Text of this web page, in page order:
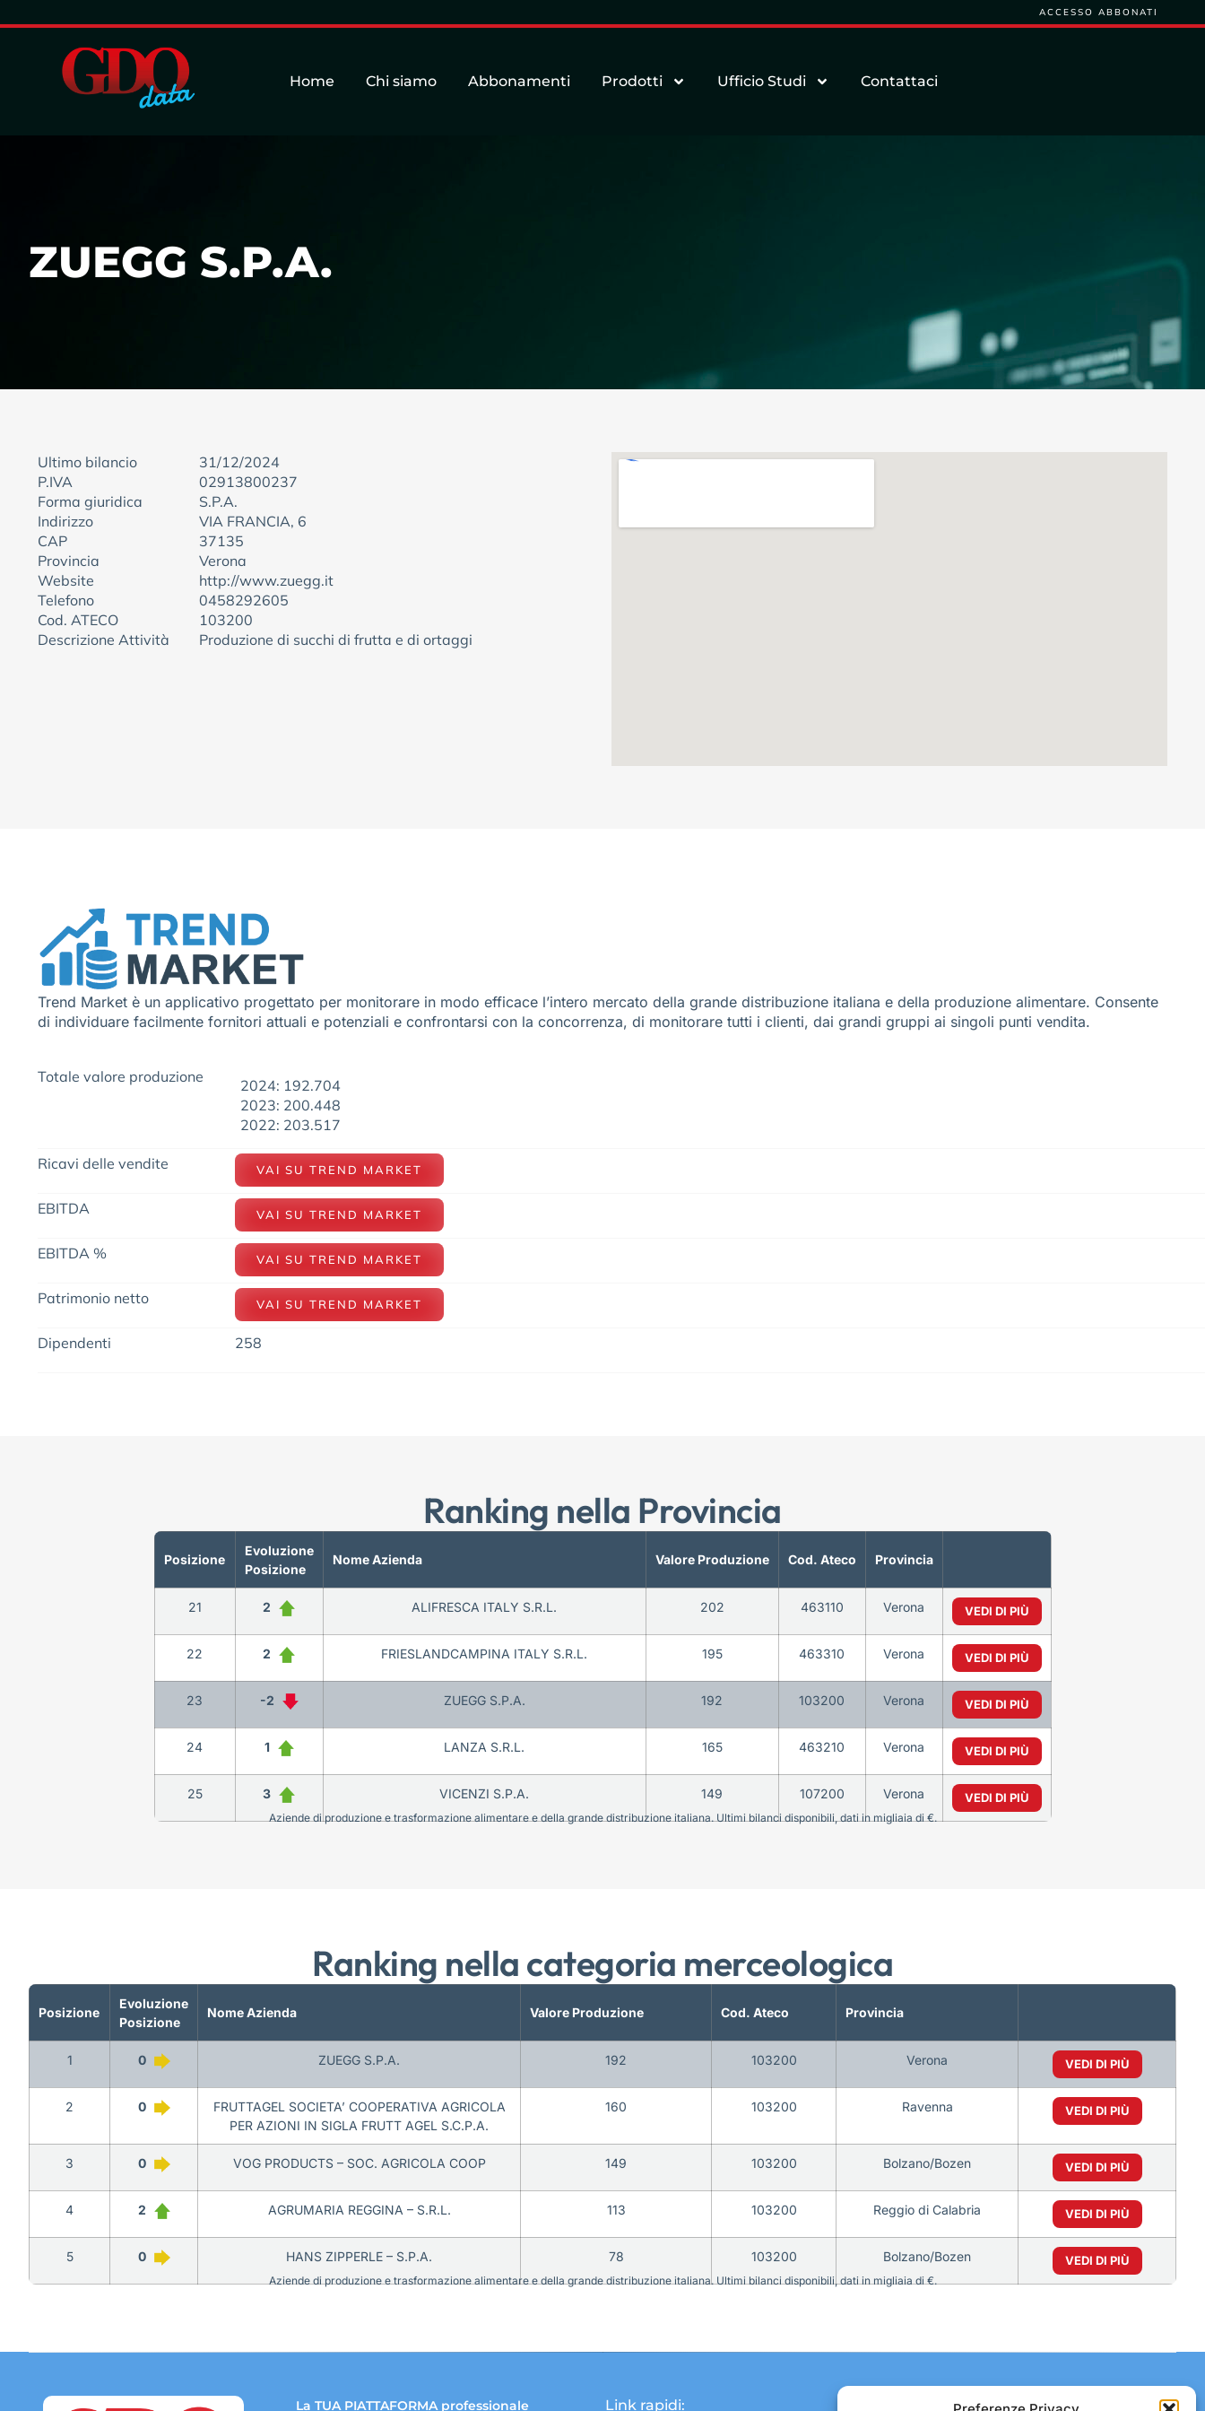
ACCESSO ABBONATI
Home Chi siamo Abbonamenti Prodotti Ufficio Studi Contattaci
ZUEGG S.P.A.
Ultimo bilancio
31/12/2024
P.IVA
02913800237
Forma giuridica
S.P.A.
Indirizzo
VIA FRANCIA, 6
CAP
37135
Provincia
Verona
Website
http://www.zuegg.it
Telefono
0458292605
Cod. ATECO
103200
Descrizione Attività
Produzione di succhi di frutta e di ortaggi
Trend Market è un applicativo progettato per monitorare in modo efficace l’intero mercato della grande distribuzione italiana e della produzione alimentare. Consente
di individuare facilmente fornitori attuali e potenziali e confrontarsi con la concorrenza, di monitorare tutti i clienti, dai grandi gruppi ai singoli punti vendita.
Totale valore produzione
2024: 192.704
2023: 200.448
2022: 203.517
Ricavi delle vendite VAI SU TREND MARKET
EBITDA VAI SU TREND MARKET
EBITDA % VAI SU TREND MARKET
Patrimonio netto VAI SU TREND MARKET
Dipendenti 258
Ranking nella Provincia
Posizione
Evoluzione
Posizione
Nome Azienda Valore Produzione Cod. Ateco Provincia
21 2 ALIFRESCA ITALY S.R.L. 202 463110 Verona VEDI DI PIÙ
22 2 FRIESLANDCAMPINA ITALY S.R.L. 195 463310 Verona VEDI DI PIÙ
23 -2 ZUEGG S.P.A. 192 103200 Verona VEDI DI PIÙ
24 1 LANZA S.R.L. 165 463210 Verona VEDI DI PIÙ
25 3 VICENZI S.P.A. 149 107200 Verona VEDI DI PIÙ
Aziende di produzione e trasformazione alimentare e della grande distribuzione italiana. Ultimi bilanci disponibili, dati in migliaia di €.
Ranking nella categoria merceologica
Posizione
Evoluzione
Posizione
Nome Azienda Valore Produzione Cod. Ateco Provincia
1 0 ZUEGG S.P.A. 192 103200 Verona VEDI DI PIÙ
2 0
FRUTTAGEL SOCIETA’ COOPERATIVA AGRICOLA
PER AZIONI IN SIGLA FRUTT AGEL S.C.P.A.
160 103200 Ravenna VEDI DI PIÙ
3 0 VOG PRODUCTS – SOC. AGRICOLA COOP 149 103200 Bolzano/Bozen VEDI DI PIÙ
4 2 AGRUMARIA REGGINA – S.R.L. 113 103200 Reggio di Calabria VEDI DI PIÙ
5 0 HANS ZIPPERLE – S.P.A. 78 103200 Bolzano/Bozen VEDI DI PIÙ
Aziende di produzione e trasformazione alimentare e della grande distribuzione italiana. Ultimi bilanci disponibili, dati in migliaia di €.
La TUA PIATTAFORMA professionale Link rapidi: